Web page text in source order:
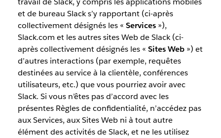
et de bureau Slack s’y rapportant (ci-après
collectivement désignés les « Services»),
Slack.com et les autres sites Web de Slack (ci-
après collectivement désignés les « Sites Web») et
d’autres interactions (par exemple, requêtes
destinées au service à la clientèle, conférences
utilisateurs, etc.) que vous pourriez avoir avec
Slack. Si vous n’êtes pas d’accord avec les
présentes Règles de confidentialité, n’accédez pas
aux Services, aux Sites Web ni à tout autre
élément des activités de Slack, et ne les utilisez